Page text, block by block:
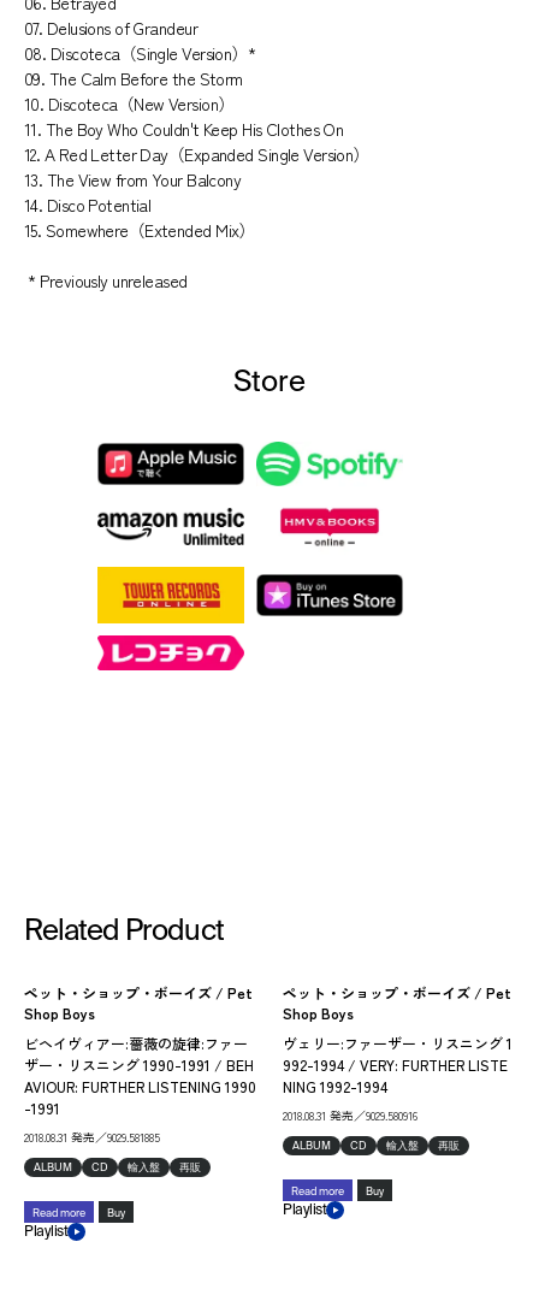
07. Delusions of Grandeur
08. Discoteca（Single Version）*
09. The Calm Before the Storm
10. Discoteca（New Version）
11. The Boy Who Couldn't Keep His Clothes On
12. A Red Letter Day（Expanded Single Version）
13. The View from Your Balcony
14. Disco Potential
15. Somewhere（Extended Mix）
* Previously unreleased
Store
Related Product
ペット・ショップ・ボーイズ / Pet
Shop Boys
ビヘイヴィアー:薔薇の旋律:ファー
ザー・リスニング 1990-1991 / BEH
AVIOUR: FURTHER LISTENING 1990
-1991
2018.08.31 発売／9029.581885
ALBUM CD 輸入盤 再販
Read more Buy
Playlist
ペット・ショップ・ボーイズ / Pet
Shop Boys
ヴェリー:ファーザー・リスニング 1
992-1994 / VERY: FURTHER LISTE
NING 1992-1994
2018.08.31 発売／9029.580916
ALBUM CD 輸入盤 再販
Read more Buy
Playlist